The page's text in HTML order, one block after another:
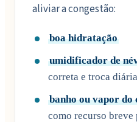
aliviar a congestão:
boa hidratação
umidificador de
correta e troca
banho ou vapor
como recurso